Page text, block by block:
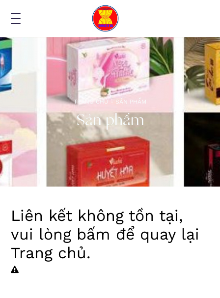
TRANG CHỦ - SẢN PHẨM
Sản phẩm
Liên kết không tồn tại,
vui lòng bấm để quay lại
Trang chủ.